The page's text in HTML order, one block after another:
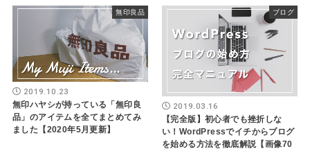
無印良品
2019.10.23
無印ハヤシが持っている「無印良
品」のアイテムを全てまとめてみ
ました【2020年5月更新】
ブログ
2019.03.16
【完全版】初心者でも挫折しな
い！WordPressでイチからブログ
を始める方法を徹底解説【画像70